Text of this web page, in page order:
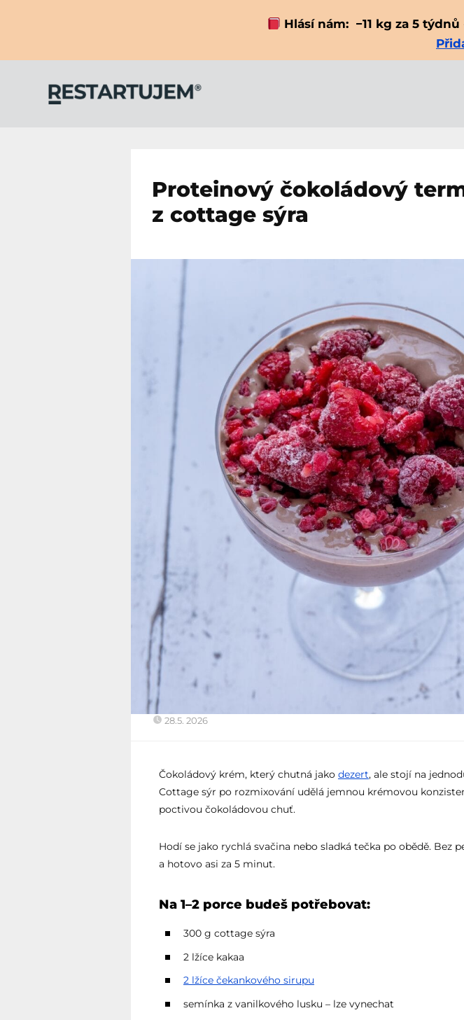
Hlásí nám: −11 kg za 5
Proteinový čokoládový
z cottage sýra
28.5. 2026
Čokoládový krém, který chutná jako dezert, ale stojí na
Cottage sýr po rozmixování udělá jemnou krémovou
poctivou čokoládovou chuť.
Hodí se jako rychlá svačina nebo sladká tečka po obědě. Bez
a hotovo asi za 5 minut.
Na 1–2 porce budeš potřebovat:
300 g cottage sýra
2 lžíce kakaa
2 lžíce čekankového sirupu
semínka z vanilkového lusku – lze vynechat